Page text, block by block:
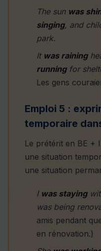
The sun was
singing, and
park.
It was raining
runningfor
Les gens
Emploi 5 :
temporaire
Le prétérit en BE +
une situation
une situation
I was staying
was being
amis pendant
en rénovation.)